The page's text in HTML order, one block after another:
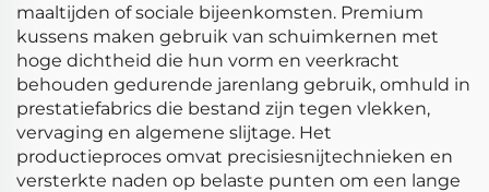
maaltijden of sociale bijeenkomsten. Premium
kussens maken gebruik van schuimkernen met
hoge dichtheid die hun vorm en veerkracht
behouden gedurende jarenlang gebruik, omhuld in
prestatiefabrics die bestand zijn tegen vlekken,
vervaging en algemene slijtage. Het
productieproces omvat precisiesnijtechnieken en
versterkte naden op belaste punten om een lange